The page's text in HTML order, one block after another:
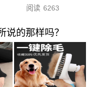
阅读 6263
说的那样吗？